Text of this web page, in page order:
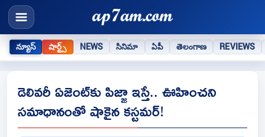
న్యూస్ షార్ట్స్ NEWS సినిమా ఏపీ తెలంగాణ REVIEWS
డెలివరీ ఏజెంట్‌కు పిజ్జా ఇస్తే.. ఊహించని
సమాధానంతో షాకైన కస్టమర్!